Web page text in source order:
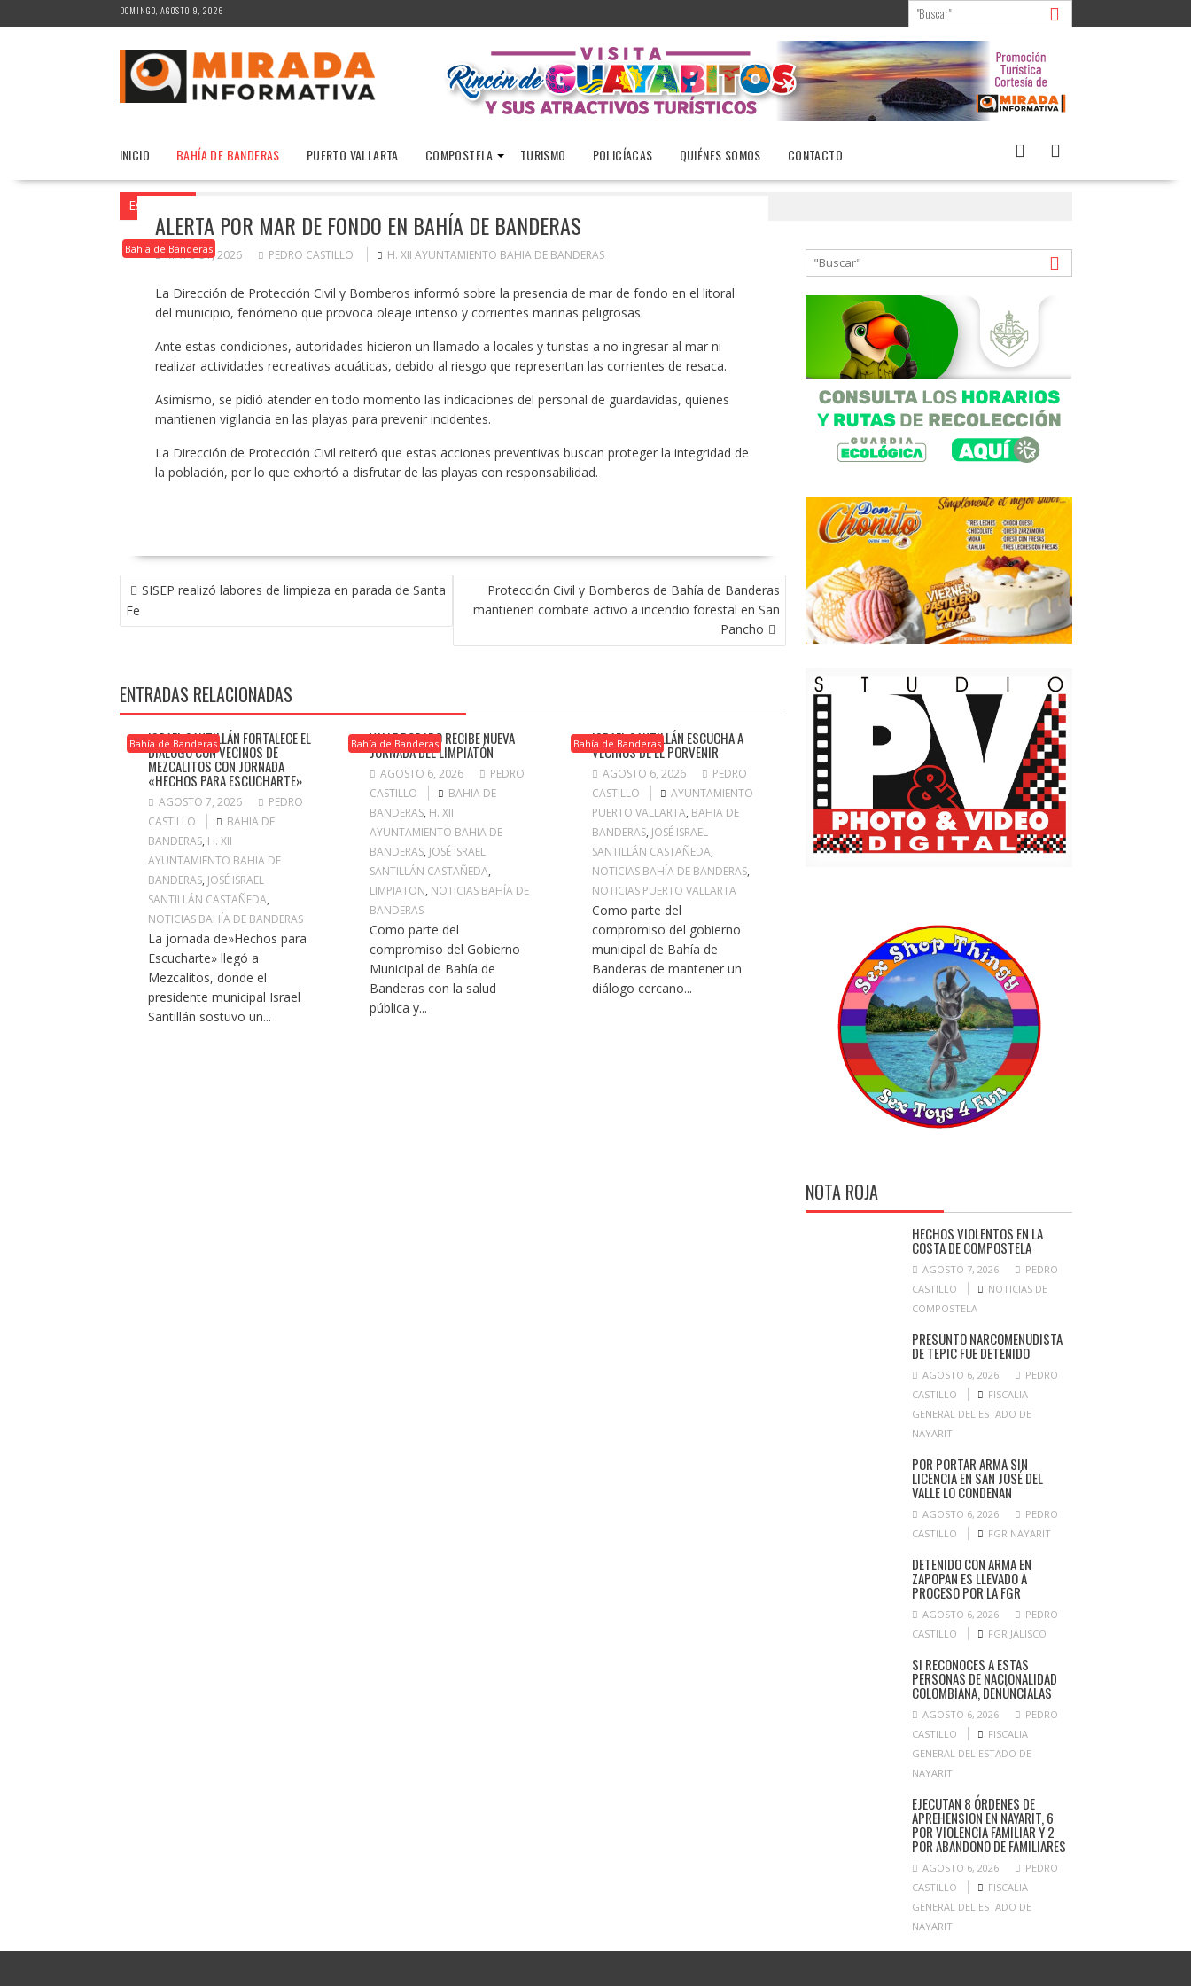
al
DOMINGO, AGOSTO 9, 2026
INICIO BAHÍA DE BANDERAS PUERTO VALLARTA COMPOSTELA TURISMO POLICÍACAS QUIÉNES SOMOS CONTACTO
Estás aquí
Bahía de Banderas
ALERTA POR MAR DE FONDO EN BAHÍA DE BANDERAS
MAYO 31, 2026 PEDRO CASTILLO H. XII AYUNTAMIENTO BAHIA DE BANDERAS
La Dirección de Protección Civil y Bomberos informó sobre la presencia de mar de fondo en el litoral
del municipio, fenómeno que provoca oleaje intenso y corrientes marinas peligrosas.
Ante estas condiciones, autoridades hicieron un llamado a locales y turistas a no ingresar al mar ni
realizar actividades recreativas acuáticas, debido al riesgo que representan las corrientes de resaca.
Asimismo, se pidió atender en todo momento las indicaciones del personal de guardavidas, quienes
mantienen vigilancia en las playas para prevenir incidentes.
La Dirección de Protección Civil reiteró que estas acciones preventivas buscan proteger la integridad de
la población, por lo que exhortó a disfrutar de las playas con responsabilidad.
NAVEGACIÓN
DE
ENTRADAS
SISEP realizó labores de limpieza en parada de Santa
Fe
Protección Civil y Bomberos de Bahía de Banderas
mantienen combate activo a incendio forestal en San
Pancho
ENTRADAS RELACIONADAS
Bahía de Banderas
ISRAEL SANTILLÁN FORTALECE EL
DIÁLOGO CON VECINOS DE
MEZCALITOS CON JORNADA
«HECHOS PARA ESCUCHARTE»
AGOSTO 7, 2026
PEDRO
CASTILLO
BAHIA DE
BANDERAS, H. XII
AYUNTAMIENTO BAHIA DE
BANDERAS, JOSÉ ISRAEL
SANTILLÁN CASTAÑEDA,
NOTICIAS BAHÍA DE BANDERAS
La jornada de»Hechos para
Escucharte» llegó a
Mezcalitos, donde el
presidente municipal Israel
Santillán sostuvo un...
Bahía de Banderas
VALLE DORADO RECIBE NUEVA
JORNADA DEL LIMPIATÓN
AGOSTO 6, 2026
PEDRO
CASTILLO
BAHIA DE
BANDERAS, H. XII
AYUNTAMIENTO BAHIA DE
BANDERAS, JOSÉ ISRAEL
SANTILLÁN CASTAÑEDA,
LIMPIATON, NOTICIAS BAHÍA DE
BANDERAS
Como parte del
compromiso del Gobierno
Municipal de Bahía de
Banderas con la salud
pública y...
Bahía de Banderas
ISRAEL SANTILLÁN ESCUCHA A
VECINOS DE EL PORVENIR
AGOSTO 6, 2026
PEDRO
CASTILLO
AYUNTAMIENTO
PUERTO VALLARTA, BAHIA DE
BANDERAS, JOSÉ ISRAEL
SANTILLÁN CASTAÑEDA,
NOTICIAS BAHÍA DE BANDERAS,
NOTICIAS PUERTO VALLARTA
Como parte del
compromiso del gobierno
municipal de Bahía de
Banderas de mantener un
diálogo cercano...
NOTA ROJA
HECHOS VIOLENTOS EN LA
COSTA DE COMPOSTELA
AGOSTO 7, 2026
PEDRO
CASTILLO
NOTICIAS DE
COMPOSTELA
PRESUNTO NARCOMENUDISTA
DE TEPIC FUE DETENIDO
AGOSTO 6, 2026
PEDRO
CASTILLO
FISCALIA
GENERAL DEL ESTADO DE
NAYARIT
POR PORTAR ARMA SIN
LICENCIA EN SAN JOSÉ DEL
VALLE LO CONDENAN
AGOSTO 6, 2026
PEDRO
CASTILLO
FGR NAYARIT
DETENIDO CON ARMA EN
ZAPOPAN ES LLEVADO A
PROCESO POR LA FGR
AGOSTO 6, 2026
PEDRO
CASTILLO
FGR JALISCO
SI RECONOCES A ESTAS
PERSONAS DE NACIONALIDAD
COLOMBIANA, DENÚNCIALAS
AGOSTO 6, 2026
PEDRO
CASTILLO
FISCALIA
GENERAL DEL ESTADO DE
NAYARIT
EJECUTAN 8 ÓRDENES DE
APREHENSION EN NAYARIT, 6
POR VIOLENCIA FAMILIAR Y 2
POR ABANDONO DE FAMILIARES
AGOSTO 6, 2026
PEDRO
CASTILLO
FISCALIA
GENERAL DEL ESTADO DE
NAYARIT